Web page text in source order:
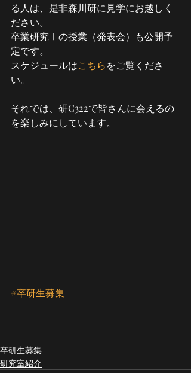
る人は、是非森川研に見学にお越しく
ださい。
卒業研究Ⅰの授業（発表会）も公開予
定です。
スケジュールはこちらをご覧くださ
い。
それでは、研C322で皆さんに会えるの
を楽しみにしています。
#卒研生募集
卒研生募集
研究室紹介